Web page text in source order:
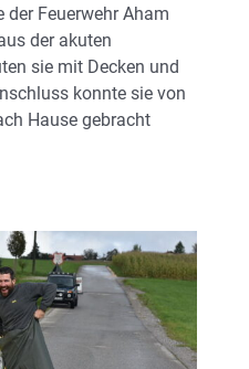
Feuerwehr Aham
der akuten
sie mit Decken und
konnte sie von
Hause gebracht